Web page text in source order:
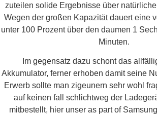
zuteilen solide Ergebnisse über
Wegen der großen Kapazität dauert eine
unter 100 Prozent über den daumen 1
Minuten.
Im gegensatz dazu schont das
Akkumulator, ferner erhoben damit seine
Erwerb sollte man zigeunern sehr wohl
auf keinen fall schlichtweg der
mitbestellt, hier unser as part of